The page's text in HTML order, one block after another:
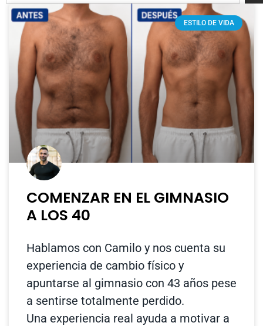
ESTILO DE VIDA
COMENZAR EN EL GIMNASIO
A LOS 40
Hablamos con Camilo y nos cuenta su
experiencia de cambio físico y
apuntarse al gimnasio con 43 años pese
a sentirse totalmente perdido.
Una experiencia real ayuda a motivar a